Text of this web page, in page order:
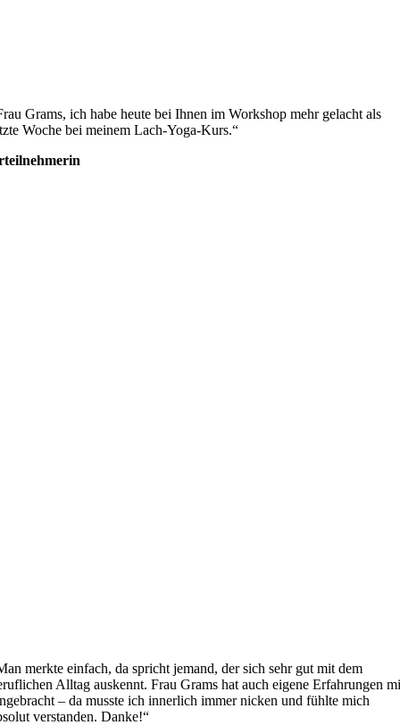
Grams, ich habe heute bei Ihnen im Workshop mehr gelacht als
Woche bei meinem Lach-Yoga-Kurs.“
merkte einfach, da spricht jemand, der sich sehr gut mit dem
Alltag auskennt. Frau Grams hat auch eigene Erfahrungen
– da musste ich innerlich immer nicken und fühlte mich
verstanden. Danke!“